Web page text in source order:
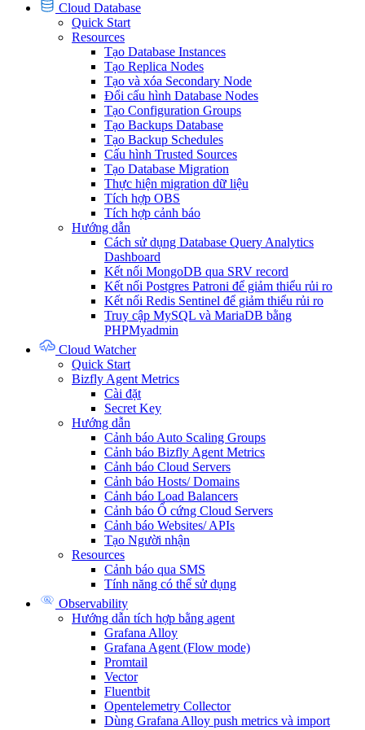
Cloud Database
Quick Start
Resources
Tạo Database Instances
Tạo Replica Nodes
Tạo và xóa Secondary Node
Đổi cấu hình Database Nodes
Tạo Configuration Groups
Tạo Backups Database
Tạo Backup Schedules
Cấu hình Trusted Sources
Tạo Database Migration
Thực hiện migration dữ liệu
Tích hợp OBS
Tích hợp cảnh báo
Hướng dẫn
Cách sử dụng Database Query Analytics
Dashboard
Kết nối MongoDB qua SRV record
Kết nối Postgres Patroni để giảm thiểu rủi ro
Kết nối Redis Sentinel để giảm thiểu rủi ro
Truy cập MySQL và MariaDB bằng
PHPMyadmin
Cloud Watcher
Quick Start
Bizfly Agent Metrics
Cài đặt
Secret Key
Hướng dẫn
Cảnh báo Auto Scaling Groups
Cảnh báo Bizfly Agent Metrics
Cảnh báo Cloud Servers
Cảnh báo Hosts/ Domains
Cảnh báo Load Balancers
Cảnh báo Ổ cứng Cloud Servers
Cảnh báo Websites/ APIs
Tạo Người nhận
Resources
Cảnh báo qua SMS
Tính năng có thể sử dụng
Observability
Hướng dẫn tích hợp bằng agent
Grafana Alloy
Grafana Agent (Flow mode)
Promtail
Vector
Fluentbit
Opentelemetry Collector
Dùng Grafana Alloy push metrics và import